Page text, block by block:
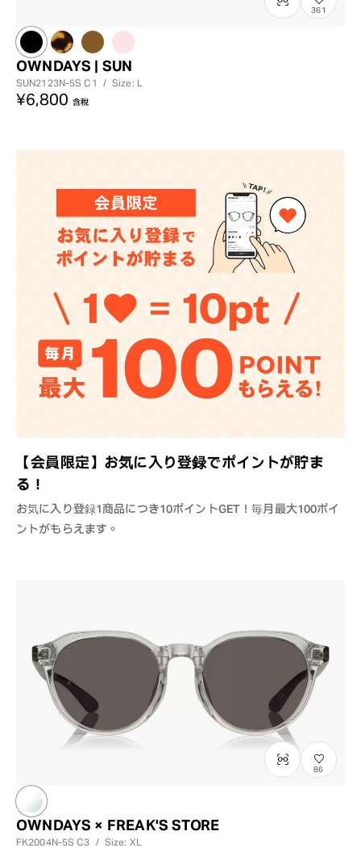
【会員限定】お気に入り登録でポイントが貯ま
る！
お気に入り登録1商品につき10ポイントGET！毎月最大100ポイ
ントがもらえます。
361
OWNDAYS | SUN
SUN2123N-5SC1 / Size: L
¥6,800 含稅
86
OWNDAYS × FREAK'S STORE
FK2004N-5SC3 / Size: XL